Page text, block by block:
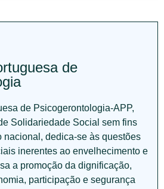
de
de Psicogerontologia-APP,
Solidariedade Social sem fins
nacional, dedica-se às questões
inerentes ao envelhecimento e
a promoção da dignificação,
participação e segurança